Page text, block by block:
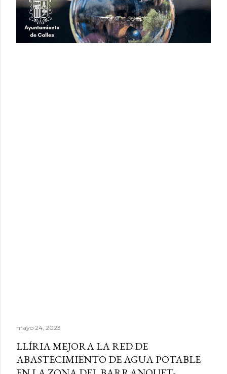
mayo 24, 2023
LLÍRIA MEJORA LA RED DE
ABASTECIMIENTO DE AGUA POTABLE